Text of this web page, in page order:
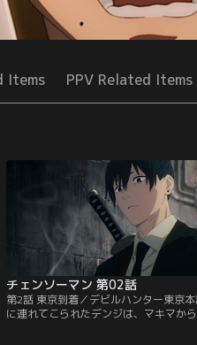
Items PPV Related Items
チェンソーマン 第02話
第2話 東京到着／デビルハンター東京
に連れてこられたデンジは、マキマか